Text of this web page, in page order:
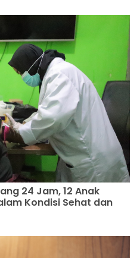
24 Jam, 12 Anak
Kondisi Sehat dan